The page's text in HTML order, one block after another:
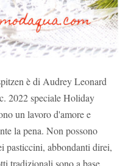
è di Audrey Leonard
2022 speciale Holiday
un lavoro d'amore e
la pena. Non possono
pasticcini, abbondanti direi,
tradizionali sono a base ...